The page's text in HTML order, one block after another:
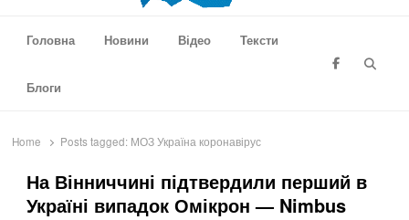
Головна
Новини Відео Тексти
Блоги
Home Posts tagged: МОЗ Україна коронавірус
На Вінниччині підтвердили перший в
Україні випадок Омікрон — Nimbus